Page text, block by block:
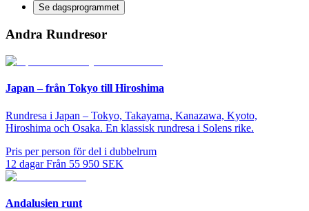
Se dagsprogrammet
Andra Rundresor
Japan – från Tokyo till Hiroshima
Rundresa i Japan – Tokyo, Takayama, Kanazawa, Kyoto,
Hiroshima och Osaka. En klassisk rundresa i Solens rike.
Pris per person för del i dubbelrum
12 dagar Från 55 950 SEK
Andalusien runt